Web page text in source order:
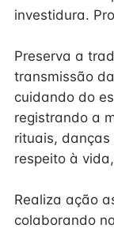
investidura.
Preserva a
transmissão
cuidando do
registrando a
rituais, danças
respeito à
Realiza ação
colaborando